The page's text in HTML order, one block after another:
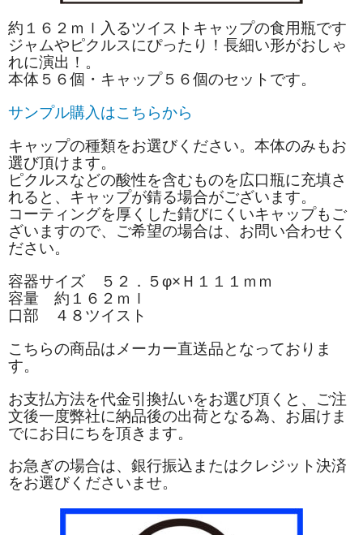
約１６２ｍｌ入るツイストキャップの食用瓶です
ジャムやピクルスにぴったり！長細い形がおしゃ
れに演出！。
本体５６個・キャップ５６個のセットです。
サンプル購入はこちらから
キャップの種類をお選びください。本体のみもお
選び頂けます。
ピクルスなどの酸性を含むものを広口瓶に充填さ
れると、キャップが錆る場合がございます。
コーティングを厚くした錆びにくいキャップもご
ざいますので、ご希望の場合は、お問い合わせく
ださい。
容器サイズ ５２．５φ×Ｈ１１１ｍｍ
容量 約１６２ｍｌ
口部 ４８ツイスト
こちらの商品はメーカー直送品となっておりま
す。
お支払方法を代金引換払いをお選び頂くと、ご注
文後一度弊社に納品後の出荷となる為、お届けま
でにお日にちを頂きます。
お急ぎの場合は、銀行振込またはクレジット決済
をお選びくださいませ。